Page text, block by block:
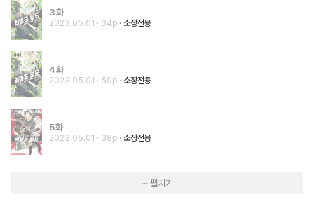
3화
2023.05.01 · 34p 소장전용
4화
2023.05.01 · 50p 소장전용
5화
2023.05.01 · 38p 소장전용
··· 펼치기